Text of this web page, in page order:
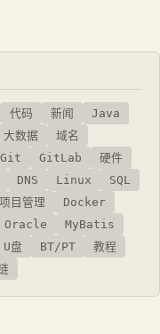
代码 新闻
Java
大数据
域名
Git GitLab
硬件
DNS Linux
SQL
项目管理
Docker
Oracle
MyBatis
U盘 BT/PT
教程